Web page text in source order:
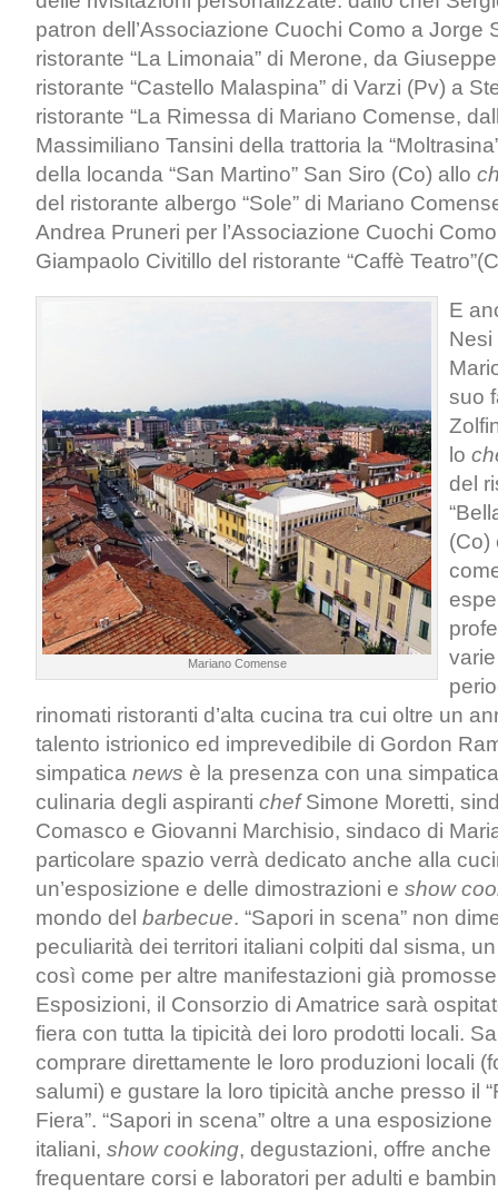
patron dell’Associazione Cuochi Como a Jorge
ristorante “La Limonaia” di Merone, da
ristorante “Castello Malaspina” di Varzi (Pv) a
ristorante “La Rimessa di Mariano Comense,
Massimiliano Tansini della trattoria la
della locanda “San Martino” San Siro (Co) allo
del ristorante albergo “Sole” di Mariano
Andrea Pruneri per l’Associazione Cuochi
Giampaolo Civitillo del ristorante “Caffè
Mariano Comense
E
Nesi
suo
lo
del
(Co)
rinomati ristoranti d’alta cucina tra cui oltre un
talento istrionico ed imprevedibile di Gordon
simpatica news è la presenza con una
culinaria degli aspiranti chefSimone Moretti,
Comasco e Giovanni Marchisio, sindaco di
particolare spazio verrà dedicato anche alla
un’esposizione e delle dimostrazioni e show
mondo del barbecue. “Sapori in scena” non
peculiarità dei territori italiani colpiti dal sisma,
così come per altre manifestazioni già
Esposizioni, il Consorzio di Amatrice sarà
fiera con tutta la tipicità dei loro prodotti locali.
comprare direttamente le loro produzioni locali
salumi) e gustare la loro tipicità anche presso il
Fiera”. “Sapori in scena” oltre a una
italiani, show cooking, degustazioni, offre
frequentare corsi e laboratori per adulti e